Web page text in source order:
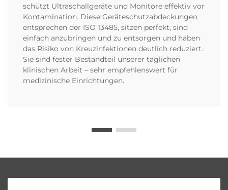
schützt Ultraschallgeräte und Monitore effektiv vor
Kontamination. Diese Geräteschutzabdeckungen
entsprechen der ISO 13485, sitzen perfekt, sind
einfach anzubringen und zu entsorgen und haben
das Risiko von Kreuzinfektionen deutlich reduziert.
Sie sind fester Bestandteil unserer täglichen
klinischen Arbeit – sehr empfehlenswert für
medizinische Einrichtungen.